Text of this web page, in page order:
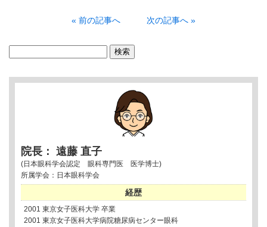
« 前の記事へ 次の記事へ »
院長： 遠藤 直子
(日本眼科学会認定 眼科専門医 医学博士)
所属学会：日本眼科学会
経歴
2001 東京女子医科大学 卒業
2001 東京女子医科大学病院糖尿病センター眼科